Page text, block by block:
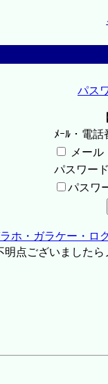
パス
ﾒｰﾙ・電話
メー
パスワード
パスワ
ホ・ガラケー・ロ
点ございましたら